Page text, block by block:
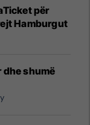
për
Hamburgut
shumë